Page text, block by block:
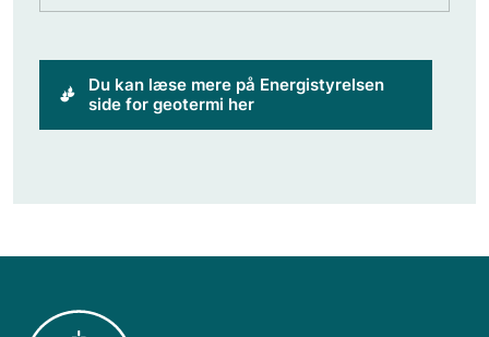
Du kan læse mere på Energistyrelsen
side for geotermi her